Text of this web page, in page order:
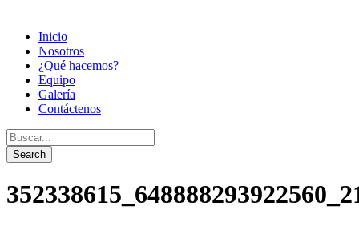
Inicio
Nosotros
¿Qué hacemos?
Equipo
Galería
Contáctenos